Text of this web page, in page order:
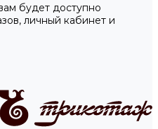
будет доступно
личный кабинет и